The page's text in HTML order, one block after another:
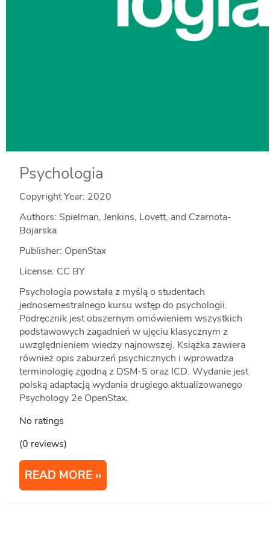
Psychologia
Copyright Year: 2020
Authors: Spielman, Jenkins, Lovett, and Czarnota-
Bojarska
Publisher: OpenStax
License: CC BY
Psychologia powstała z myślą o studentach
jednosemestralnego kursu wstęp do psychologii.
Podręcznik jest obszernym omówieniem wszystkich
podstawowych zagadnień w ujęciu klasycznym z
uwzględnieniem wiedzy najnowszej. Książka zawiera
również opis zaburzeń psychicznych i wprowadza
terminologię zgodną z DSM-5 oraz ICD. Wydanie jest
polską adaptacją wydania drugiego aktualizowanego
Psychology 2e OpenStax.
No ratings
(0 reviews)
READ MORE